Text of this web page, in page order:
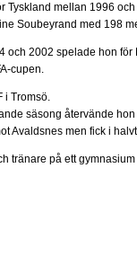
mellan 1996
Soubeyrand med 198
och 2002 spelade hon
cupen.
i Tromsö.
säsong återvände
Avaldsnes men fick i
tränare på ett